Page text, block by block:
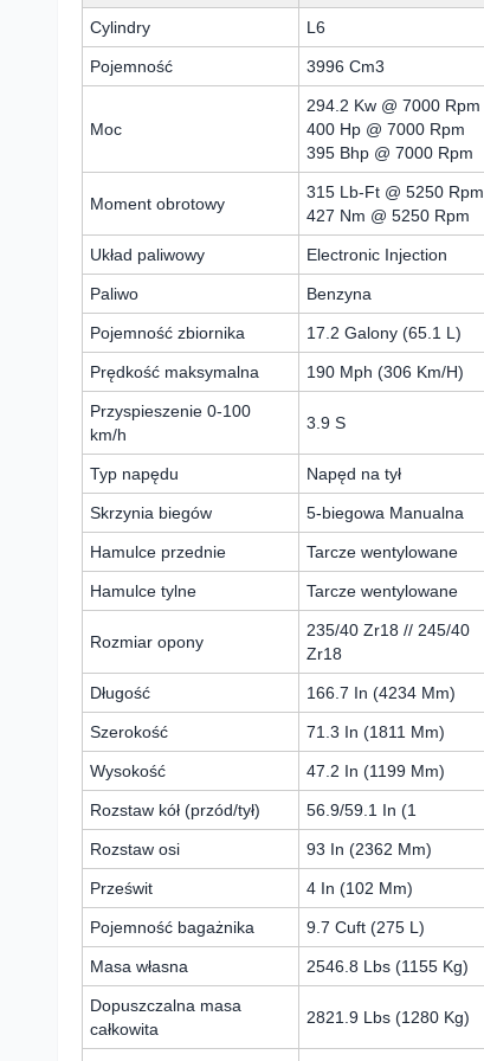
Cylindry L6
Pojemność 3996 Cm3
Moc
294.2 Kw @ 7000 Rpm
400 Hp @ 7000 Rpm
395 Bhp @ 7000 Rpm
Moment obrotowy
315 Lb-Ft @ 5250 Rpm
427 Nm @ 5250 Rpm
Układ paliwowy Electronic Injection
Paliwo Benzyna
Pojemność zbiornika 17.2 Galony (65.1 L)
Prędkość maksymalna 190 Mph (306 Km/H)
Przyspieszenie 0-100
km/h
3.9 S
Typ napędu Napęd na tył
Skrzynia biegów 5-biegowa Manualna
Hamulce przednie Tarcze wentylowane
Hamulce tylne Tarcze wentylowane
Rozmiar opony
235/40 Zr18 // 245/40
Zr18
Długość 166.7 In (4234 Mm)
Szerokość 71.3 In (1811 Mm)
Wysokość 47.2 In (1199 Mm)
Rozstaw kół (przód/tył) 56.9/59.1 In (1
Rozstaw osi 93 In (2362 Mm)
Prześwit 4 In (102 Mm)
Pojemność bagażnika 9.7 Cuft (275 L)
Masa własna 2546.8 Lbs (1155 Kg)
Dopuszczalna masa
całkowita
2821.9 Lbs (1280 Kg)